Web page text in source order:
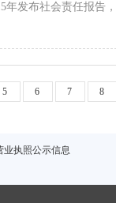
年发布社会责任报告
5 6 7 8
业执照公示信息